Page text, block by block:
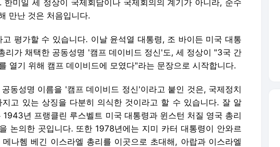
한미일 세 정상이 국제회담이나 국제회의의 계기가 아니라, 순수
만난 것은 처음입니다.
평가할 수 있습니다. 이날 윤석열 대통령, 조 바이든 미국 대통
리가 채택한 공동성명 '캠프 데이비드 정신'도, 세 정상이 "3국 간
열기 위해 캠프 데이비드에 모였다"라는 문장으로 시작합니다.
동성명 이름을 '캠프 데이비드 정신'이라고 붙인 것은, 국제정치
고 있는 상징을 다분히 의식한 것이라고 할 수 있습니다. 잘 알
1943년 프랭클린 루스벨트 미국 대통령과 윈스턴 처질 영국 총리
논의한 곳입니다. 또한 1978년에는 지미 카터 대통령이 안와르
나헴 베긴 이스라엘 총리를 이곳으로 초대해, 아랍과 이스라엘